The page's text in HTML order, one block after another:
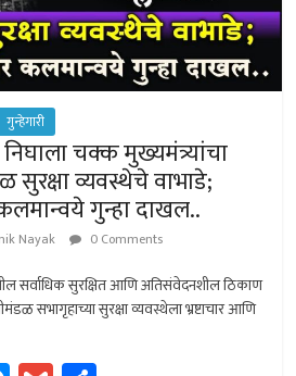
गुन्हेगारी
चक्क मुख्यमंत्र्यांचा
सुरक्षा व्यवस्थेचे वाभाडे;
गुन्हा दाखल..
Nayak 0 Comments
सर्वाधिक सुरक्षित आणि अतिसंवेदनशील ठिकाण
सभागृहाच्या सुरक्षा व्यवस्थेला भ्रष्टाचार आणि